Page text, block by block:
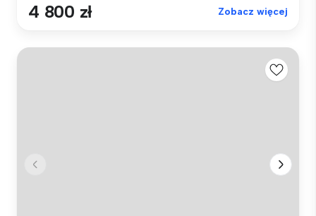
4 800 zł Zobacz więcej